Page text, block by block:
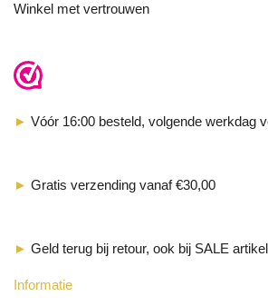
Winkel met vertrouwen
► Vóór 16:00 besteld, volgende werkdag
► Gratis verzending vanaf €30,00
► Geld terug bij retour, ook bij SALE
Informatie